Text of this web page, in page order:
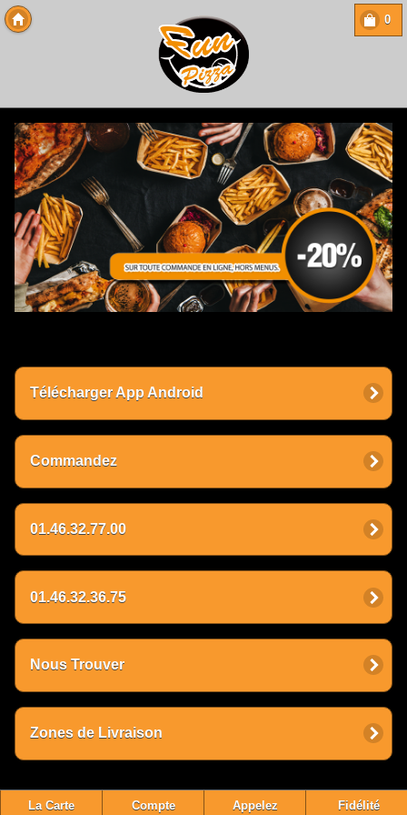
0
Télécharger App Android
Commandez
01.46.32.77.00
01.46.32.36.75
Nous Trouver
Zones de Livraison
La Carte Compte Appelez Fidélité
Copyright 2013 Des-Click Com